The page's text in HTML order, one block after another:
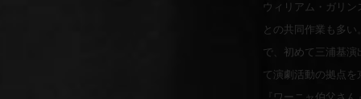
ウィリアム・ガリ
との共同作業も多
で、初めて三浦基
て演劇活動の拠点